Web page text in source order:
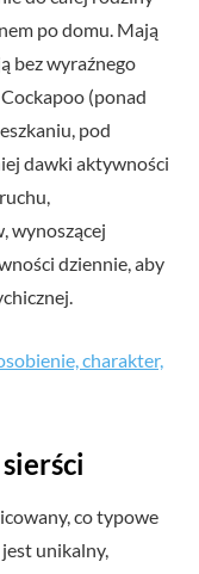
po domu. Mają
bez wyraźnego
(ponad
pod
dawki aktywności
wynoszącej
dziennie, aby
charakter,
co typowe
unikalny,